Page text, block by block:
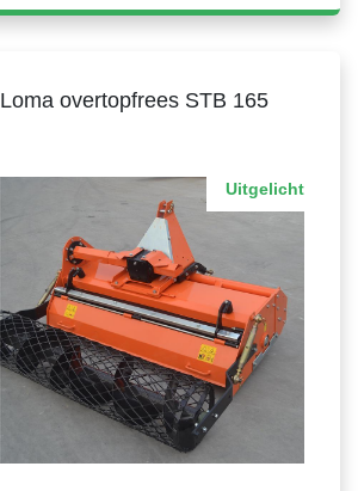
Loma overtopfrees STB 165
Uitgelicht